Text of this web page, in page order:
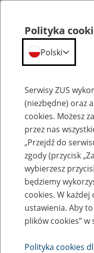
Szkolenia
Zaproś ZUS do
eZUS w
Rodzaj wydarzenia
Polityka
Polski
Serwisy ZUS
(niezbędne) oraz
cookies. Możesz
przez nas
„Przejdź do
zgody (przycisk
wybierzesz
będziemy
cookies. W
ustawienia. Aby
plików cookies” w
Polityka cookies